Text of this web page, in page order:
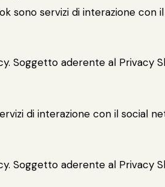
sono servizi di interazione
Soggetto aderente al Privacy
di interazione con il social
Soggetto aderente al Privacy